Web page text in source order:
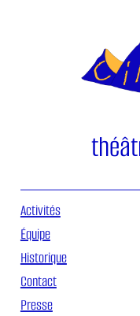
Activités
Équipe
Historique
Contact
Presse